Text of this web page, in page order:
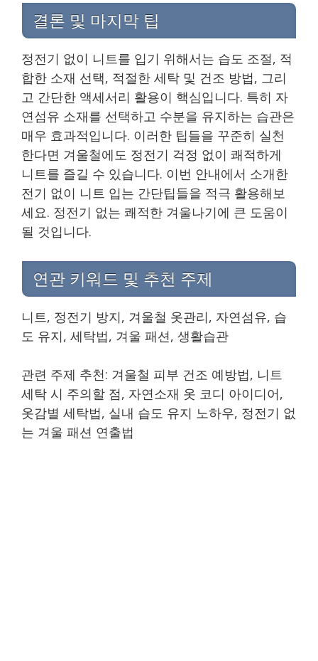
결론 및 마지막 팁
정전기 없이 니트를 입기 위해서는 습도 조절, 적
합한 소재 선택, 적절한 세탁 및 건조 방법, 그리
고 간단한 액세서리 활용이 핵심입니다. 특히 자
연섬유 소재를 선택하고 수분을 유지하는 습관은
매우 효과적입니다. 이러한 팁들을 꾸준히 실천
한다면 겨울철에도 정전기 걱정 없이 쾌적하게
니트를 즐길 수 있습니다. 이번 안내에서 소개한
전기 없이 니트 입는 간단팁들을 적극 활용해보
세요. 정전기 없는 쾌적한 겨울나기에 큰 도움이
될 것입니다.
연관 키워드 및 추천 주제
니트, 정전기 방지, 겨울철 옷관리, 자연섬유, 습
도 유지, 세탁법, 겨울 패션, 생활습관
관련 주제 추천: 겨울철 피부 건조 예방법, 니트
세탁 시 주의할 점, 자연소재 옷 코디 아이디어,
옷감별 세탁법, 실내 습도 유지 노하우, 정전기 없
는 겨울 패션 연출법